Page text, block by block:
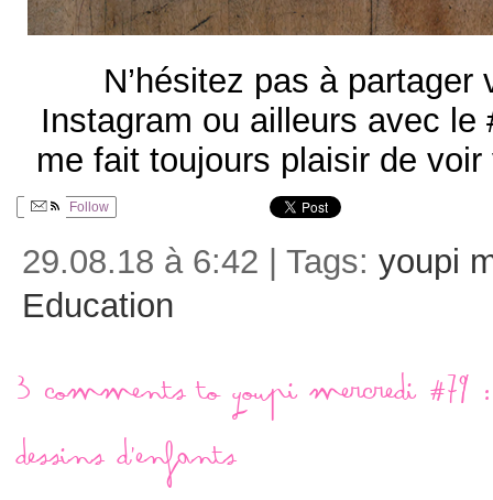
N’hésitez pas à
Instagram ou ailleurs avec
me fait toujours plaisir de
Follow
29.08.18 à 6:42 | Tags: youpi
Education
3 comments to Youpi mercredi
dessins d’enfants